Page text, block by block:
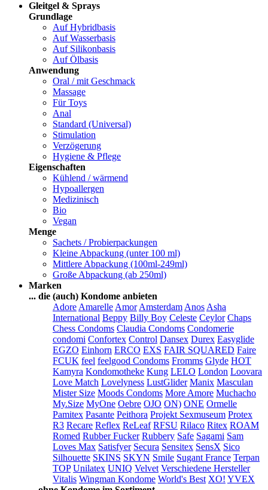
Gleitgel & Sprays
Grundlage
Auf Hybridbasis
Auf Wasserbasis
Auf Silikonbasis
Auf Ölbasis
Anwendung
Oral / mit Geschmack
Massage
Für Toys
Anal
Standard (Universal)
Stimulation
Verzögerung
Hygiene & Pflege
Eigenschaften
Kühlend / wärmend
Hypoallergen
Medizinisch
Bio
Vegan
Menge
Sachets / Probierpackungen
Kleine Abpackung (unter 100 ml)
Mittlere Abpackung (100ml-249ml)
Große Abpackung (ab 250ml)
Marken
... die (auch) Kondome anbieten
Adore Amarelle Amor Amsterdam Anos Asha
International Beppy Billy Boy Celeste Ceylor Chaps
Chess Condoms Claudia Condoms Condomerie
condomi Confortex Control Dansex Durex Easyglide
EGZO Einhorn ERCO EXS FAIR SQUARED Faire
FCUK feel feelgood Condoms Fromms Glyde HOT
Kamyra Kondomotheke Kung LELO London Loovara
Love Match Lovelyness LustGlider Manix Masculan
Mister Size Moods Condoms More Amore Muchacho
My.Size MyOne Oebre OJO ON) ONE Ormelle
Pamitex Pasante Peithora Projekt Sexmuseum Protex
R3 Recare Reflex ReLeaf RFSU Rilaco Ritex ROAM
Romed Rubber Fucker Rubbery Safe Sagami Sam
Loves Max Satisfyer Secura Sensitex SensX Sico
Silhouette SKINS SKYN Smile Sugant France Terpan
TOP Unilatex UNIQ Velvet Verschiedene Hersteller
Vitalis Wingman Kondome World's Best XO! YVEX